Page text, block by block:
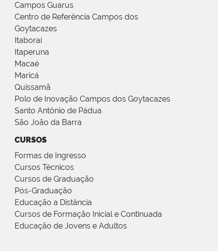
Campos Guarus
Centro de Referência Campos dos
Goytacazes
Itaboraí
Itaperuna
Macaé
Maricá
Quissamã
Polo de Inovação Campos dos Goytacazes
Santo Antônio de Pádua
São João da Barra
CURSOS
Formas de Ingresso
Cursos Técnicos
Cursos de Graduação
Pós-Graduação
Educação a Distância
Cursos de Formação Inicial e Continuada
Educação de Jovens e Adultos